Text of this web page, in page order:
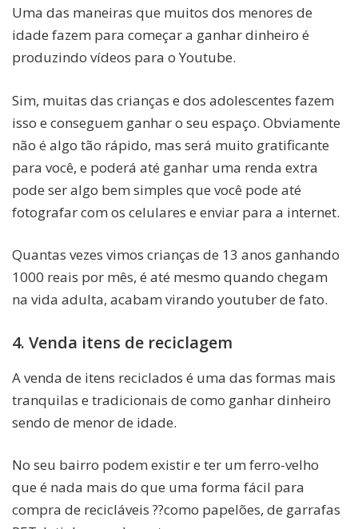
Uma das maneiras que muitos dos menores de
idade fazem para começar a ganhar dinheiro é
produzindo vídeos para o Youtube.
Sim, muitas das crianças e dos adolescentes fazem
isso e conseguem ganhar o seu espaço. Obviamente
não é algo tão rápido, mas será muito gratificante
para você, e poderá até ganhar uma renda extra
pode ser algo bem simples que você pode até
fotografar com os celulares e enviar para a internet.
Quantas vezes vimos crianças de 13 anos ganhando
1000 reais por mês, é até mesmo quando chegam
na vida adulta, acabam virando youtuber de fato.
4. Venda itens de reciclagem
A venda de itens reciclados é uma das formas mais
tranquilas e tradicionais de como ganhar dinheiro
sendo de menor de idade.
No seu bairro podem existir e ter um ferro-velho
que é nada mais do que uma forma fácil para
compra de recicláveis ??como papelões, de garrafas